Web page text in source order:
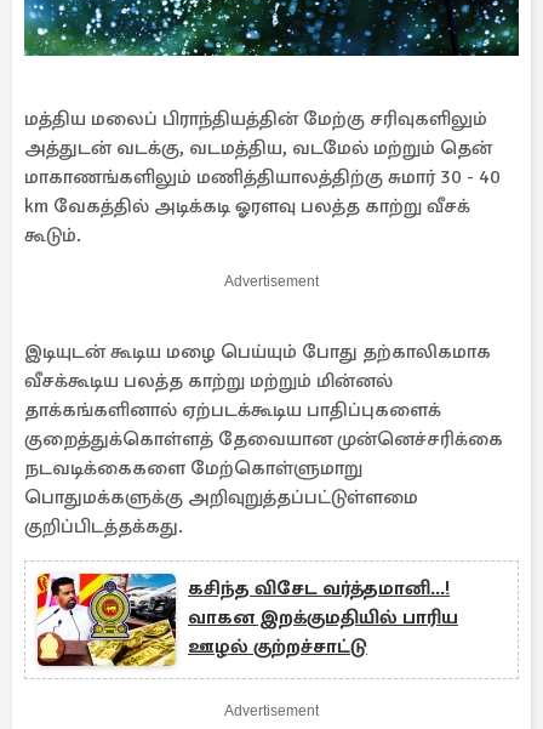
மத்திய மலைப் பிராந்தியத்தின் மேற்கு சரிவுகளிலும்
அத்துடன் வடக்கு, வடமத்திய, வடமேல் மற்றும் தென்
மாகாணங்களிலும் மணித்தியாலத்திற்கு சுமார் 30 - 40
km வேகத்தில் அடிக்கடி ஓரளவு பலத்த காற்று வீசக்
கூடும்.
Advertisement
இடியுடன் கூடிய மழை பெய்யும் போது தற்காலிகமாக
வீசக்கூடிய பலத்த காற்று மற்றும் மின்னல்
தாக்கங்களினால் ஏற்படக்கூடிய பாதிப்புகளைக்
குறைத்துக்கொள்ளத் தேவையான முன்னெச்சரிக்கை
நடவடிக்கைகளை மேற்கொள்ளுமாறு
பொதுமக்களுக்கு அறிவுறுத்தப்பட்டுள்ளமை
குறிப்பிடத்தக்கது.
கசிந்த விசேட வர்த்தமானி...!
வாகன இறக்குமதியில் பாரிய
ஊழல் குற்றச்சாட்டு
Advertisement